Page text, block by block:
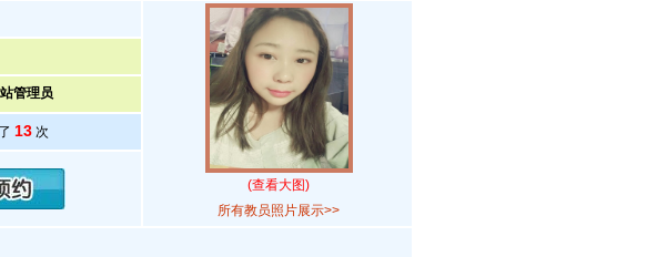
(查看大图)
所有教员照片展示>>
13次